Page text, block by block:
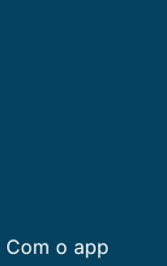
Com o app